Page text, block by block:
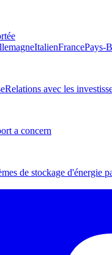
ItalienFrancePays-
Relations avec les
a concern
de stockage d'énergie